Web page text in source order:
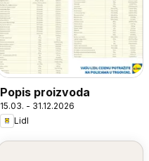
Popis proizvoda
15.03. - 31.12.2026
Lidl